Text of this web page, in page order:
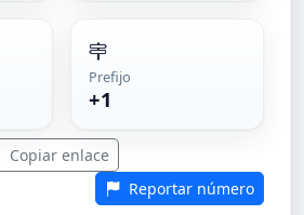
Prefijo
+1
Copiar enlace
Reportar número